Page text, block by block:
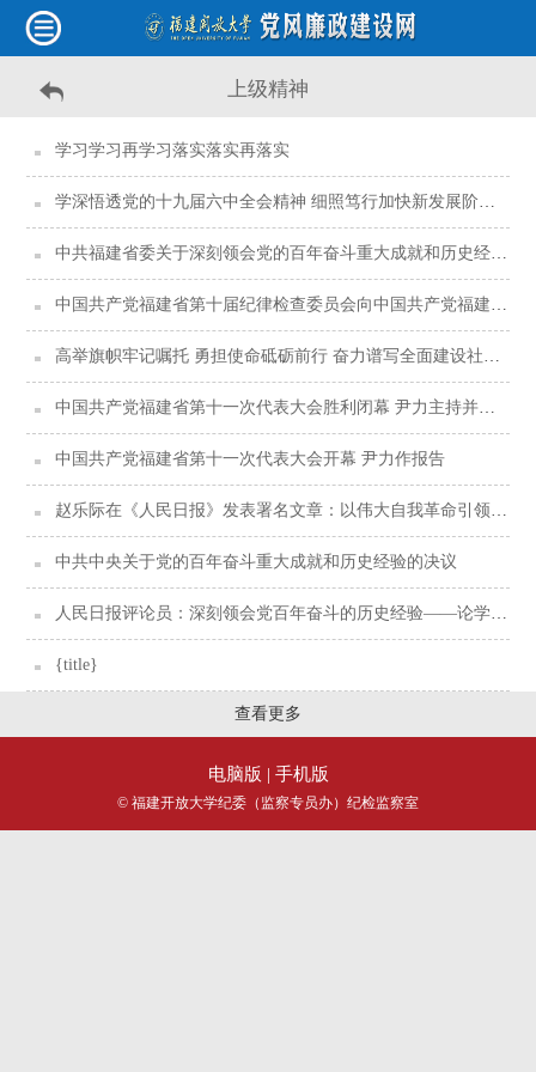
上级精神
学习学习再学习落实落实再落实
学深悟透党的十九届六中全会精神 细照笃行加快新发展阶段新福建建设
中共福建省委关于深刻领会党的百年奋斗重大成就和历史经验汇聚福建发展强大精神动力的决定
中国共产党福建省第十届纪律检查委员会向中国共产党福建省第十一次代表大会的工作报告
高举旗帜牢记嘱托 勇担使命砥砺前行 奋力谱写全面建设社会主义现代化国家福建篇章
中国共产党福建省第十一次代表大会胜利闭幕 尹力主持并讲话
中国共产党福建省第十一次代表大会开幕 尹力作报告
赵乐际在《人民日报》发表署名文章：以伟大自我革命引领伟大社会革命
中共中央关于党的百年奋斗重大成就和历史经验的决议
人民日报评论员：深刻领会党百年奋斗的历史经验——论学习贯彻党的十九届六中全会精神
{title}
查看更多
电脑版 | 手机版
© 福建开放大学纪委（监察专员办）纪检监察室